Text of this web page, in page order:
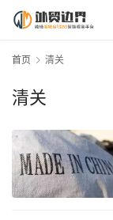
首页 清关
清关